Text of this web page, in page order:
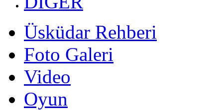
Üsküdar Rehberi
Foto Galeri
Video
Oyun